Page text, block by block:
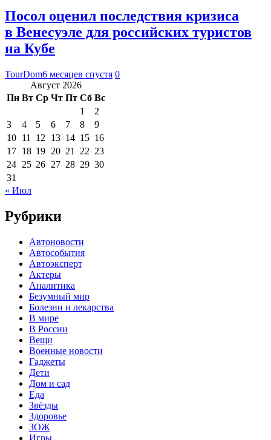
Посол оценил последствия кризиса
в Венесуэле для российских туристов
на Кубе
TourDom6 месяцев спустя 0
Август 2026
Пн Вт Ср Чт Пт Сб Вс
1
2
3
4 5 6 7 8
9
10 11 12 13 14 15 16
17 18 19 20 21 22 23
24 25 26 27 28 29 30
31
« Июл
Рубрики
Автоновости
Автособытия
Автоэксперт
Актеры
Аналитика
Безумный мир
Болезни и лекарства
В мире
В России
Вещи
Военные новости
Гаджеты
Дети
Дом и сад
Еда
Звёзды
Здоровье
ЗОЖ
Игры